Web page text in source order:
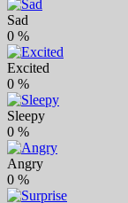
Sad
0 %
Excited
0 %
Sleepy
0 %
Angry
0 %